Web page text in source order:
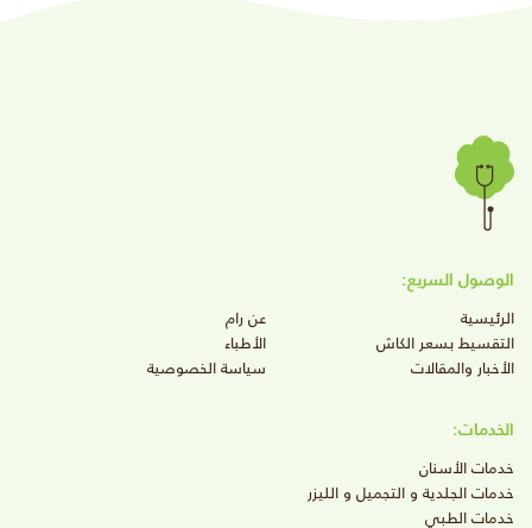
الوصول السريع:
الرئيسية
عن رام
التقسيط بسعر الكاش
الأطباء
الأخبار والمقالات
سياسة الخصوصية
الخدمات:
خدمات الأسنان
خدمات الجلدية و التجميل و الليزر
خدمات الطبي